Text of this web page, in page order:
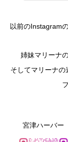
以前のInstagram
姉妹マリーナ
そしてマリーナ
宮津ハーバー